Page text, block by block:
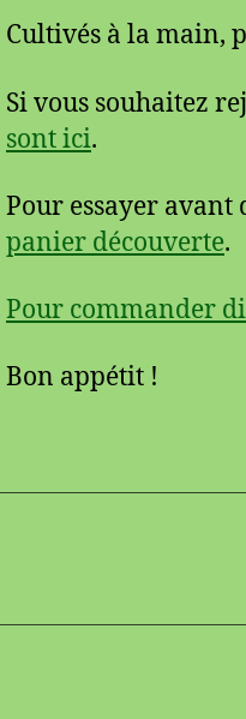
Cultivés à la main,
Si vous souhaitez
sont ici.
Pour essayer avant
panier découverte.
Pour commander
Bon appétit !